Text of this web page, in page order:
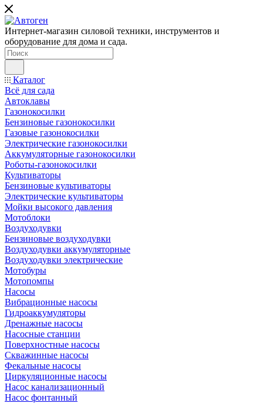
Интернет-магазин силовой техники, инструментов и
оборудование для дома и сада.
Каталог
Всё для сада
Автоклавы
Газонокосилки
Бензиновые газонокосилки
Газовые газонокосилки
Электрические газонокосилки
Аккумуляторные газонокосилки
Роботы-газонокосилки
Культиваторы
Бензиновые культиваторы
Электрические культиваторы
Мойки высокого давления
Мотоблоки
Воздуходувки
Бензиновые воздуходувки
Воздуходувки аккумуляторные
Воздуходувки электрические
Мотобуры
Мотопомпы
Насосы
Вибрационные насосы
Гидроаккумуляторы
Дренажные насосы
Насосные станции
Поверхностные насосы
Скважинные насосы
Фекальные насосы
Циркуляционные насосы
Насос канализационный
Насос фонтанный